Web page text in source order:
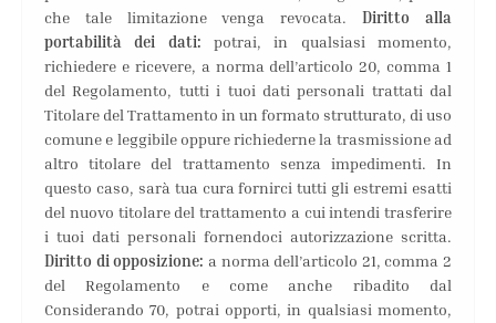
che tale limitazione venga revocata.Diritto alla
portabilità dei dati: potrai, in qualsiasi momento,
richiedere e ricevere, a norma dell’articolo 20, comma 1
del Regolamento, tutti i tuoi dati personali trattati dal
Titolare del Trattamento in un formato strutturato, di uso
comune e leggibile oppure richiederne la trasmissione ad
altro titolare del trattamento senza impedimenti. In
questo caso, sarà tua cura fornirci tutti gli estremi esatti
del nuovo titolare del trattamento a cui intendi trasferire
i tuoi dati personali fornendoci autorizzazione scritta.
Diritto di opposizione: a norma dell’articolo 21, comma 2
del Regolamento e come anche ribadito dal
Considerando 70, potrai opporti, in qualsiasi momento,